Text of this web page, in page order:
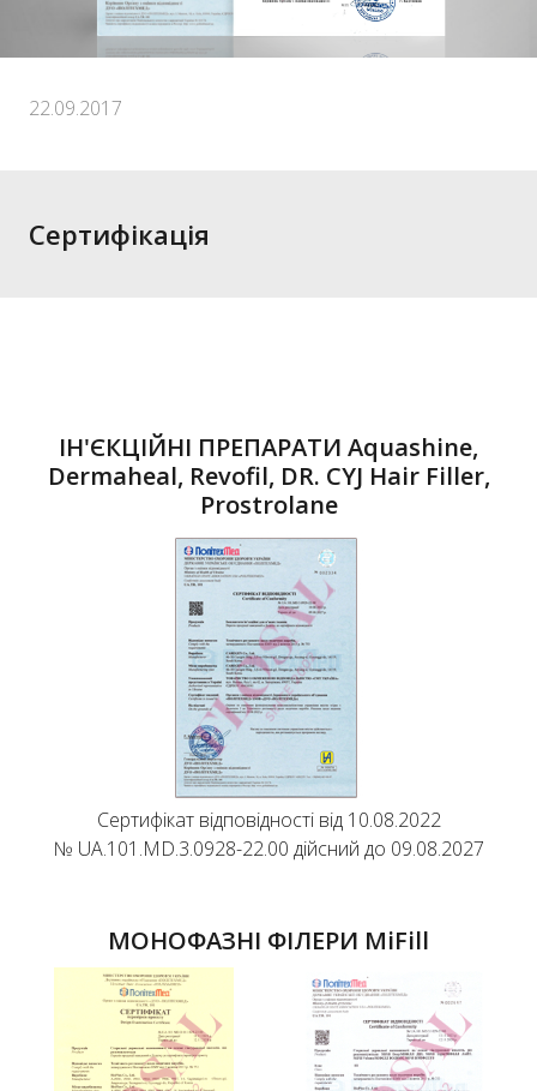
22.09.2017
Сертифікація
ІН'ЄКЦІЙНІ ПРЕПАРАТИ Aquashine,
Dermaheal, Revofil, DR. CYJ Hair Filler,
Prostrolane
Сертифікат відповідності від 10.08.2022
№ UA.101.MD.3.0928-22.00 дійсний до 09.08.2027
МОНОФАЗНІ ФІЛЕРИ MiFill